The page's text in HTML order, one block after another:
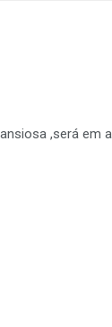
,será em